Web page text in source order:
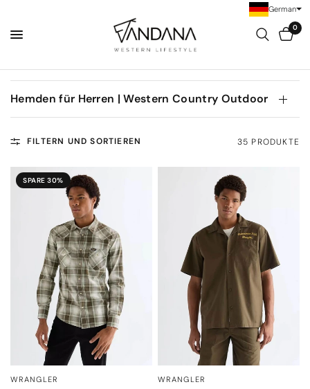
0
Hemden für Herren | Western Country Outdoor
FILTERN UND SORTIEREN 35 PRODUKTE
SPARE 30%
SCHNELLANSICHT
WRANGLER SCHNELLANSICHT
WRANGLER
German